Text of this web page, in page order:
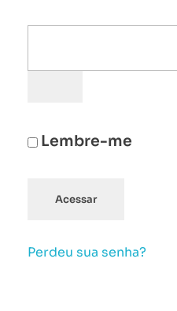
Lembre-me
Acessar
Perdeu sua senha?